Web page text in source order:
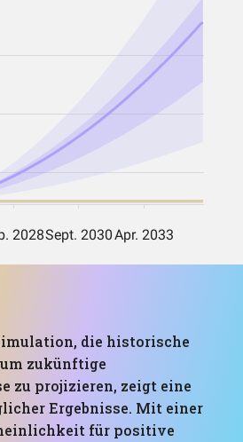
die historische
zukünftige
zu projizieren, zeigt eine
Ergebnisse. Mit einer
für positive